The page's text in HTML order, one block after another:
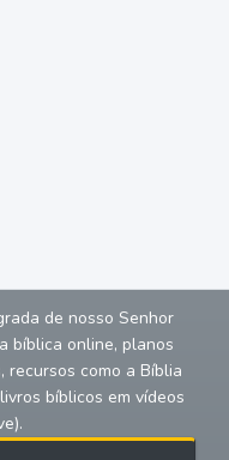
de nosso Senhor
bíblica online, planos
recursos como a Bíblia
bíblicos em vídeos